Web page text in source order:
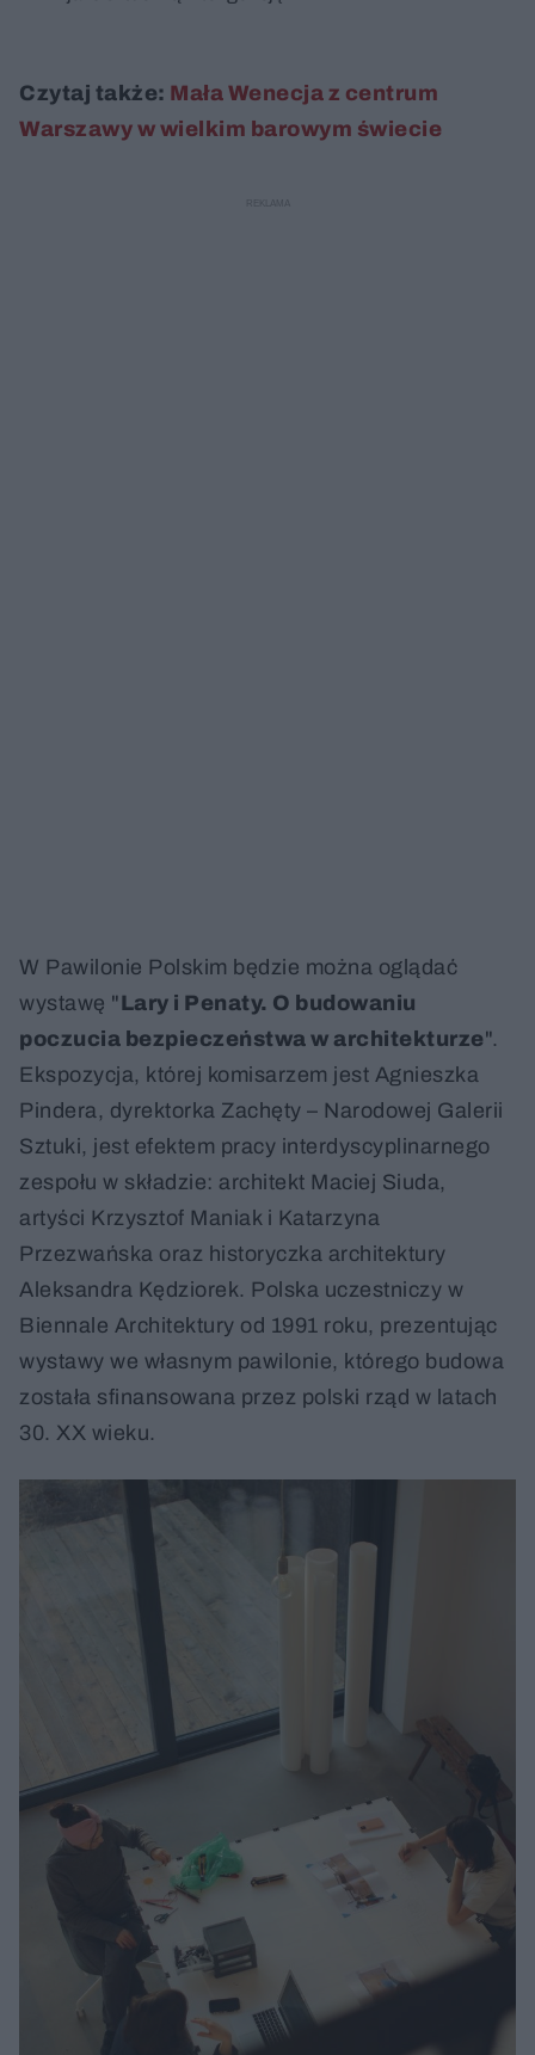
Czytaj także: Mała Wenecja z centrum
Warszawy w wielkim barowym świecie
W Pawilonie Polskim będzie można oglądać
wystawę "Lary i Penaty. O budowaniu
poczucia bezpieczeństwa w architekturze".
Ekspozycja, której komisarzem jest Agnieszka
Pindera, dyrektorka Zachęty – Narodowej Galerii
Sztuki, jest efektem pracy interdyscyplinarnego
zespołu w składzie: architekt Maciej Siuda,
artyści Krzysztof Maniak i Katarzyna
Przezwańska oraz historyczka architektury
Aleksandra Kędziorek. Polska uczestniczy w
Biennale Architektury od 1991 roku, prezentując
wystawy we własnym pawilonie, którego budowa
została sfinansowana przez polski rząd w latach
30. XX wieku.